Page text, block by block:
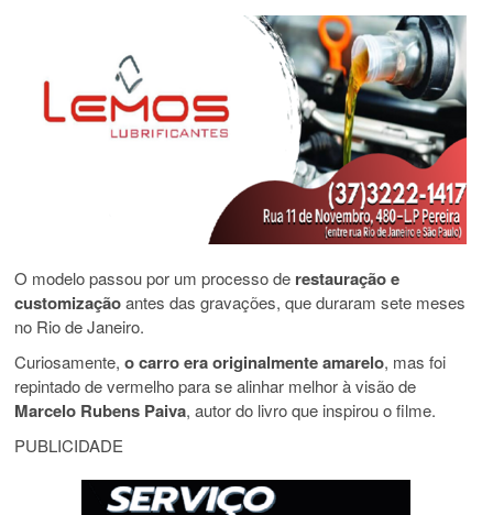
O modelo passou por um processo de restauração e
customizaçãoantes das gravações, que duraram sete meses
no Rio de Janeiro.
Curiosamente,o carro era originalmente amarelo, mas foi
repintado de vermelho para se alinhar melhor à visão de
Marcelo Rubens Paiva, autor do livro que inspirou o filme.
PUBLICIDADE